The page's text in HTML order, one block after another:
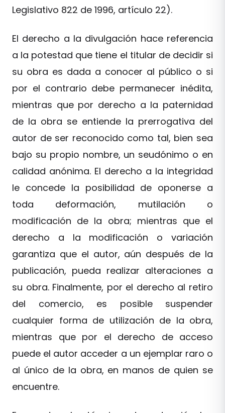
Legislativo 822 de 1996, artículo 22).
El derecho a la divulgación hace referencia
a la potestad que tiene el titular de decidir si
su obra es dada a conocer al público o si
por el contrario debe permanecer inédita,
mientras que por derecho a la paternidad
de la obra se entiende la prerrogativa del
autor de ser reconocido como tal, bien sea
bajo su propio nombre, un seudónimo o en
calidad anónima. El derecho a la integridad
le concede la posibilidad de oponerse a
toda deformación, mutilación o
modificación de la obra; mientras que el
derecho a la modificación o variación
garantiza que el autor, aún después de la
publicación, pueda realizar alteraciones a
su obra. Finalmente, por el derecho al retiro
del comercio, es posible suspender
cualquier forma de utilización de la obra,
mientras que por el derecho de acceso
puede el autor acceder a un ejemplar raro o
al único de la obra, en manos de quien se
encuentre.